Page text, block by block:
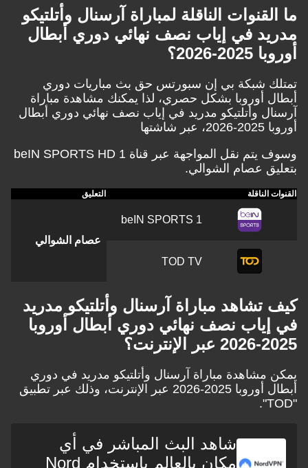
ما القنوات الناقلة لمباراة آرسنال وأتلتيكو
مدريد في إياب نصف نهائي دوري أبطال
أوروبا 2025-2026؟
تمتلك شبكة بي إن سبورتس حق بث مباريات دوري
أبطال أوروبا بشكل حصري، لذا يمكنك مشاهدة مباراة
آرسنال وأتلتيكو مدريد في إياب نصف نهائي دوري أبطال
أوروبا 2025-2026، عبر شاشتها
وسوف يتم نقل المواجهة عبر قناة beIN SPORTS HD 1
بتعليق عصام الشوالي.
القنوات الناقلة التعليق
beIN SPORTS 1
عصام الشوالي
TOD TV
كيف تشاهد مباراة آرسنال وأتلتيكو مدريد
في إياب نصف نهائي دوري أبطال أوروبا
2025-2026 عبر الإنترنت؟
يمكن مشاهدة مباراة آرسنال وأتلتيكو مدريد في دوري
أبطال أوروبا 2025-2026 عبر الإنترنت، وذلك عبر تطبيق
"TOD".
شاهد البث المباشر في أي
مكان بالعالم باستخدام Nord